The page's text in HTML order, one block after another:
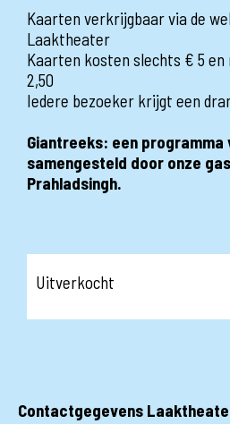
Kaarten verkrijgbaar via de
Laaktheater
Kaarten kosten slechts € 5
2,50
Iedere bezoeker krijgt een
Giantreeks: een programma
samengesteld door onze
Prahladsingh.
Uitverkocht
Contactgegevens